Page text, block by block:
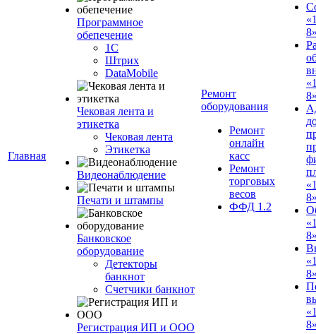
Главная
Программное
обепечение
1С
Штрих
DataMobile
Чековая лента и
этикетка
Чековая лента
Этикетка
Видеонаблюдение
Печати и штампы
Банковское
оборудование
Детекторы
банкнот
Счетчики банкнот
Регистрация ИП и ООО
Ремонт
оборудования
Ремонт
онлайн
касс
Ремонт
торговых
весов
ФФД 1.2